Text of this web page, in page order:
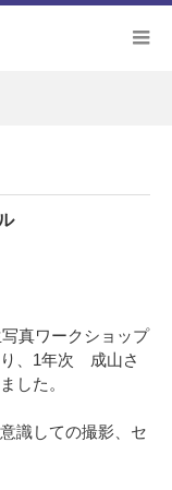
真ワークショップ
り、1年次 成山さ
した。
識しての撮影、セ